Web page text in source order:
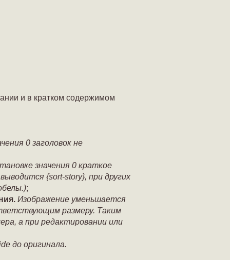
и в кратком содержимом
0 заголовок не
значения 0 краткое
{sort-story}, при других
;
Изображение уменьшается
размеру. Таким
а при редактировании или
до оригинала.